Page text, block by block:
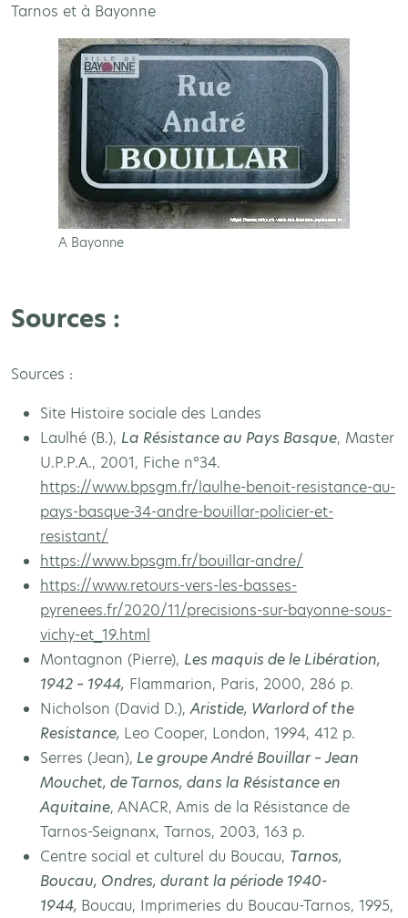
Tarnos et à Bayonne
A Bayonne
Sources :
Sources :
Site Histoire sociale des Landes
Laulhé (B.), La Résistance au Pays Basque, Master
U.P.P.A., 2001, Fiche n°34.
https://www.bpsgm.fr/laulhe-benoit-resistance-au-
pays-basque-34-andre-bouillar-policier-et-
resistant/
https://www.bpsgm.fr/bouillar-andre/
https://www.retours-vers-les-basses-
pyrenees.fr/2020/11/precisions-sur-bayonne-sous-
vichy-et_19.html
Montagnon (Pierre), Les maquis de le Libération,
1942 – 1944, Flammarion, Paris, 2000, 286 p.
Nicholson (David D.),Aristide, Warlord of the
Resistance, Leo Cooper, London, 1994, 412 p.
Serres (Jean), Le groupe André Bouillar – Jean
Mouchet, de Tarnos, dans la Résistance en
Aquitaine, ANACR, Amis de la Résistance de
Tarnos-Seignanx, Tarnos, 2003, 163 p.
Centre social et culturel du Boucau, Tarnos,
Boucau, Ondres, durant la période 1940-
1944, Boucau, Imprimeries du Boucau-Tarnos, 1995,